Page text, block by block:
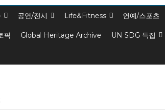
공연/전시 Life&Fitness 연예/스포츠
픽 Global Heritage Archive UN SDG 특집